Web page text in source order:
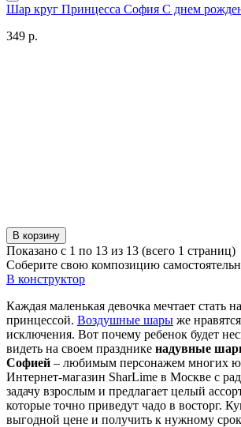
Шар круг Принцесса София С днем
349 р.
В корзину
Показано с 1 по 13 из 13 (всего 1 страниц)
Соберите свою композицию
В конструктор
Каждая маленькая девочка мечтает стать
принцессой. Воздушные шары же
исключения. Вот почему ребенок будет
видеть на своем празднике надувные
Софией – любимым персонажем многих
Интернет-магазин SharLime в Москве с
задачу взрослым и предлагает целый
которые точно приведут чадо в восторг.
выгодной цене и получить к нужному